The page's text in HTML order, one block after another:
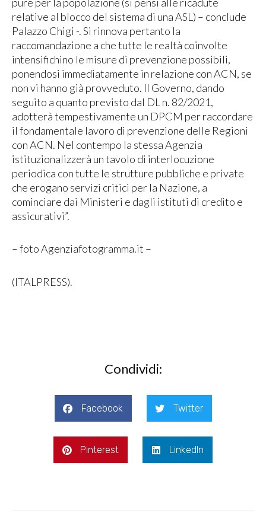
relative al blocco del sistema di una ASL) – conclude
Palazzo Chigi -. Si rinnova pertanto la
raccomandazione a che tutte le realtà coinvolte
intensifichino le misure di prevenzione possibili,
ponendosi immediatamente in relazione con ACN, se
non vi hanno già provveduto. Il Governo, dando
seguito a quanto previsto dal DL n. 82/2021,
adotterà tempestivamente un DPCM per raccordare
il fondamentale lavoro di prevenzione delle Regioni
con ACN. Nel contempo la stessa Agenzia
istituzionalizzerà un tavolo di interlocuzione
periodica con tutte le strutture pubbliche e private
che erogano servizi critici per la Nazione, a
cominciare dai Ministeri e dagli istituti di credito e
assicurativi”.
– foto Agenziafotogramma.it –
(ITALPRESS).
Condividi:
Facebook Twitter
Pinterest LinkedIn